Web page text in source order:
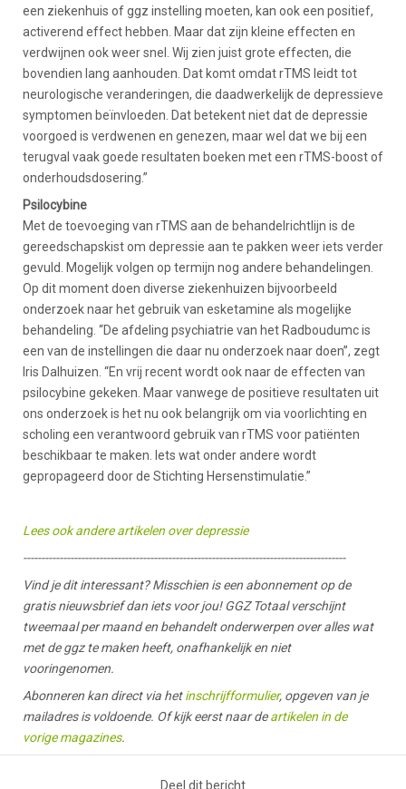
een ziekenhuis of ggz instelling moeten, kan ook een positief,
activerend effect hebben. Maar dat zijn kleine effecten en
verdwijnen ook weer snel. Wij zien juist grote effecten, die
bovendien lang aanhouden. Dat komt omdat rTMS leidt tot
neurologische veranderingen, die daadwerkelijk de depressieve
symptomen beïnvloeden. Dat betekent niet dat de depressie
voorgoed is verdwenen en genezen, maar wel dat we bij een
terugval vaak goede resultaten boeken met een rTMS-boost of
onderhoudsdosering.”
Psilocybine
Met de toevoeging van rTMS aan de behandelrichtlijn is de
gereedschapskist om depressie aan te pakken weer iets verder
gevuld. Mogelijk volgen op termijn nog andere behandelingen.
Op dit moment doen diverse ziekenhuizen bijvoorbeeld
onderzoek naar het gebruik van esketamine als mogelijke
behandeling. “De afdeling psychiatrie van het Radboudumc is
een van de instellingen die daar nu onderzoek naar doen”, zegt
Iris Dalhuizen. “En vrij recent wordt ook naar de effecten van
psilocybine gekeken. Maar vanwege de positieve resultaten uit
ons onderzoek is het nu ook belangrijk om via voorlichting en
scholing een verantwoord gebruik van rTMS voor patiënten
beschikbaar te maken. Iets wat onder andere wordt
gepropageerd door de Stichting Hersenstimulatie.”
Lees ook andere artikelen over depressie
-----------------------------------------------------------------------------------------
Vind je dit interessant? Misschien is een abonnement op de
gratis nieuwsbrief dan iets voor jou! GGZ Totaal verschijnt
tweemaal per maand en behandelt onderwerpen over alles wat
met de ggz te maken heeft, onafhankelijk en niet
vooringenomen.
Abonneren kan direct via hetinschrijfformulier, opgeven van je
mailadres is voldoende. Of kijk eerst naar deartikelen in de
vorige magazines.
Deel dit bericht